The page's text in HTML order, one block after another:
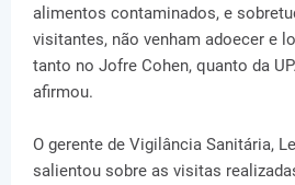
alimentos contaminados, e
visitantes, não venham adoecer e
tanto no Jofre Cohen, quanto da
afirmou.
O gerente de Vigilância Sanitária,
salientou sobre as visitas